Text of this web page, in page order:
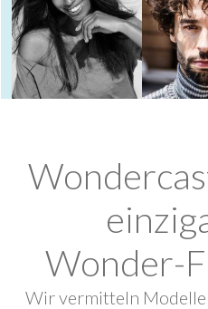
Wonder-
Wir vermitteln Modelle